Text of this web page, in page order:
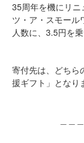
35周年を機にリニ
ツ・ア・スモール
人数に、3.5円を
寄付先は、どちら
援ギフト」となり